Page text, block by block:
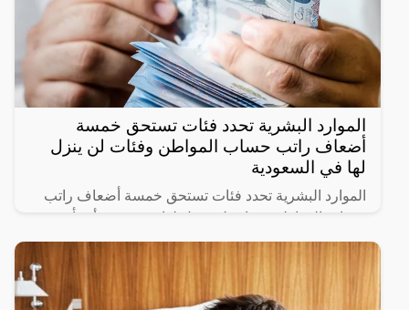
الموارد البشرية تحدد فئات تستحق خمسة
أضعاف راتب حساب المواطن وفئات لن ينزل
لها في السعودية
الموارد البشرية تحدد فئات تستحق خمسة أضعاف راتب
حساب المواطن وفئات لن ينزل لها دعم حيث أنشأت
الحكومة السعودية برنامج حساب المواطن لحماية الأسر
السعودية من